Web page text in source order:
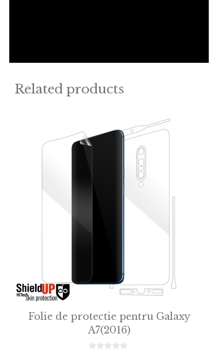
Related products
Folie de protectie pentru Galaxy
A7(2016)